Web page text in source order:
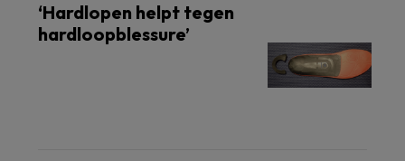
‘Hardlopen helpt tegen
hardloopblessure’